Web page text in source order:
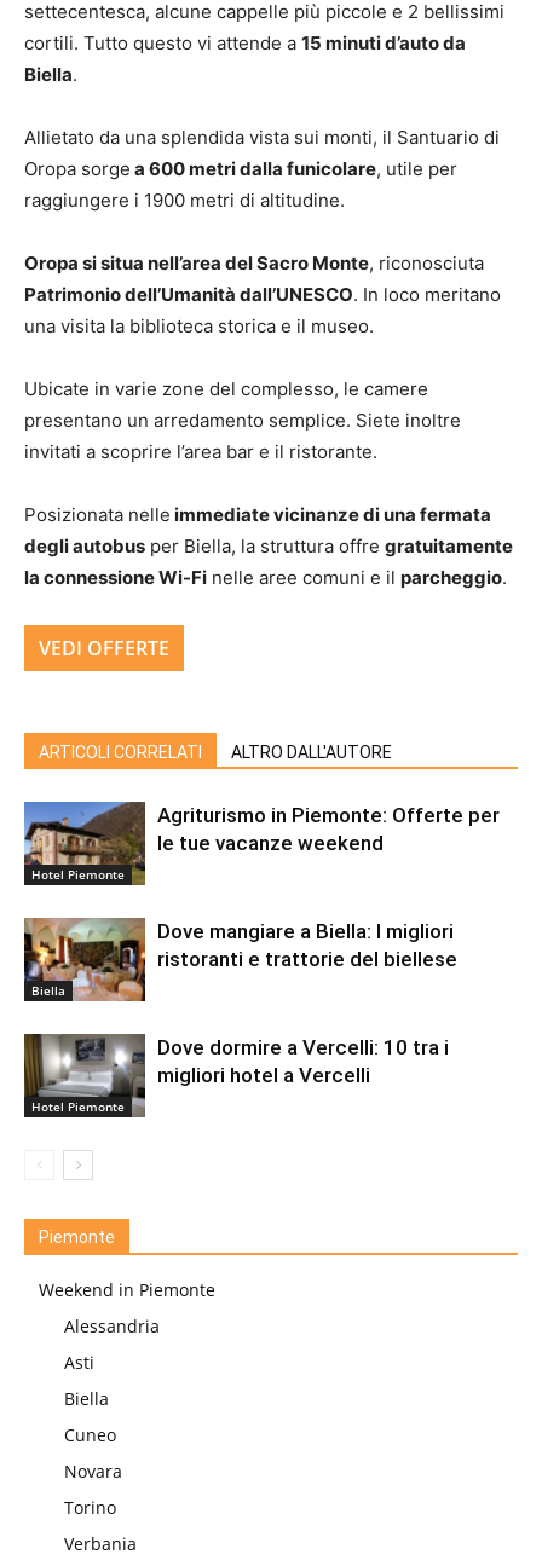
settecentesca, alcune cappelle più piccole e 2 bellissimi
cortili. Tutto questo vi attende a 15 minuti d’auto da
Biella.
Allietato da una splendida vista sui monti, il Santuario di
Oropa sorge a 600 metri dalla funicolare, utile per
raggiungere i 1900 metri di altitudine.
Oropa si situa nell’area del Sacro Monte, riconosciuta
Patrimonio dell’Umanità dall’UNESCO. In loco meritano
una visita la biblioteca storica e il museo.
Ubicate in varie zone del complesso, le camere
presentano un arredamento semplice. Siete inoltre
invitati a scoprire l’area bar e il ristorante.
Posizionata nelle immediate vicinanze di una fermata
degli autobus per Biella, la struttura offre gratuitamente
la connessione Wi-Fi nelle aree comuni e il parcheggio.
VEDI OFFERTE
ARTICOLI CORRELATI ALTRO DALL'AUTORE
Hotel Piemonte
Agriturismo in Piemonte: Offerte per
le tue vacanze weekend
Biella
Dove mangiare a Biella: I migliori
ristoranti e trattorie del biellese
Hotel Piemonte
Dove dormire a Vercelli: 10 tra i
migliori hotel a Vercelli
Piemonte
Weekend in Piemonte
Alessandria
Asti
Biella
Cuneo
Novara
Torino
Verbania